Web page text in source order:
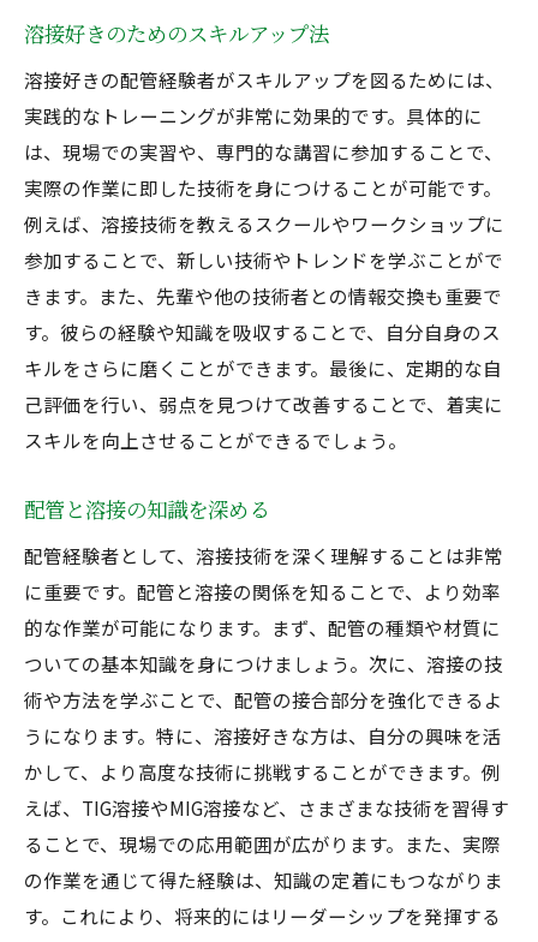
溶接好きのためのスキルアップ法
溶接好きの配管経験者がスキルアップを図るためには、
実践的なトレーニングが非常に効果的です。具体的に
は、現場での実習や、専門的な講習に参加することで、
実際の作業に即した技術を身につけることが可能です。
例えば、溶接技術を教えるスクールやワークショップに
参加することで、新しい技術やトレンドを学ぶことがで
きます。また、先輩や他の技術者との情報交換も重要で
す。彼らの経験や知識を吸収することで、自分自身のス
キルをさらに磨くことができます。最後に、定期的な自
己評価を行い、弱点を見つけて改善することで、着実に
スキルを向上させることができるでしょう。
配管と溶接の知識を深める
配管経験者として、溶接技術を深く理解することは非常
に重要です。配管と溶接の関係を知ることで、より効率
的な作業が可能になります。まず、配管の種類や材質に
ついての基本知識を身につけましょう。次に、溶接の技
術や方法を学ぶことで、配管の接合部分を強化できるよ
うになります。特に、溶接好きな方は、自分の興味を活
かして、より高度な技術に挑戦することができます。例
えば、TIG溶接やMIG溶接など、さまざまな技術を習得す
ることで、現場での応用範囲が広がります。また、実際
の作業を通じて得た経験は、知識の定着にもつながりま
す。これにより、将来的にはリーダーシップを発揮する